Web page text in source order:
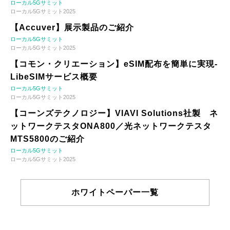
ローカル5Gサミット
ローカル5Gサミット2025
【Accuver】展示製品のご紹介
ローカル5Gサミット
ローカル5Gサミット2025
【コモン・クリエーション】eSIM配布を簡単に実現-
LibeSIMサービス概要
ローカル5Gサミット
ローカル5Gサミット2025
【コーンズテクノロジー】VIAVI Solutions社製 ネ
ットワークテスタONA800／光ネットワークテスタ
MTS5800のご紹介
ローカル5Gサミット
ローカル5Gサミット2025
ホワイトペーパー一覧